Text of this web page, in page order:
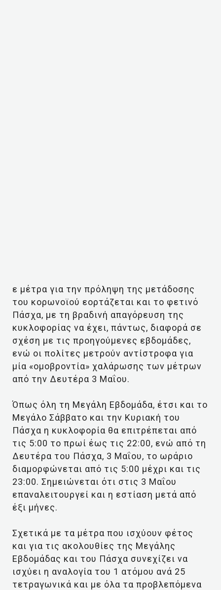
ε μέτρα για την πρόληψη της μετάδοσης
του κορωνοϊού εορτάζεται και το φετινό
Πάσχα, με τη βραδινή απαγόρευση της
κυκλοφορίας να έχει, πάντως, διαφορά σε
σχέση με τις προηγούμενες εβδομάδες,
ενώ οι πολίτες μετρούν αντίστροφα για
μία «ομοβροντία» χαλάρωσης των μέτρων
από την Δευτέρα 3 Μαΐου.
Όπως όλη τη Μεγάλη Εβδομάδα, έτσι και το
Μεγάλο Σάββατο και την Κυριακή του
Πάσχα η κυκλοφορία θα επιτρέπεται από
τις 5:00 το πρωί έως τις 22:00, ενώ από τη
Δευτέρα του Πάσχα, 3 Μαΐου, το ωράριο
διαμορφώνεται από τις 5:00 μέχρι και τις
23:00. Σημειώνεται ότι στις 3 Μαΐου
επαναλειτουργεί και η εστίαση μετά από
έξι μήνες.
Σχετικά με τα μέτρα που ισχύουν φέτος
και για τις ακολουθίες της Μεγάλης
Εβδομάδας και του Πάσχα συνεχίζει να
ισχύει η αναλογία του 1 ατόμου ανά 25
τετραγωνικά και με όλα τα προβλεπόμενα